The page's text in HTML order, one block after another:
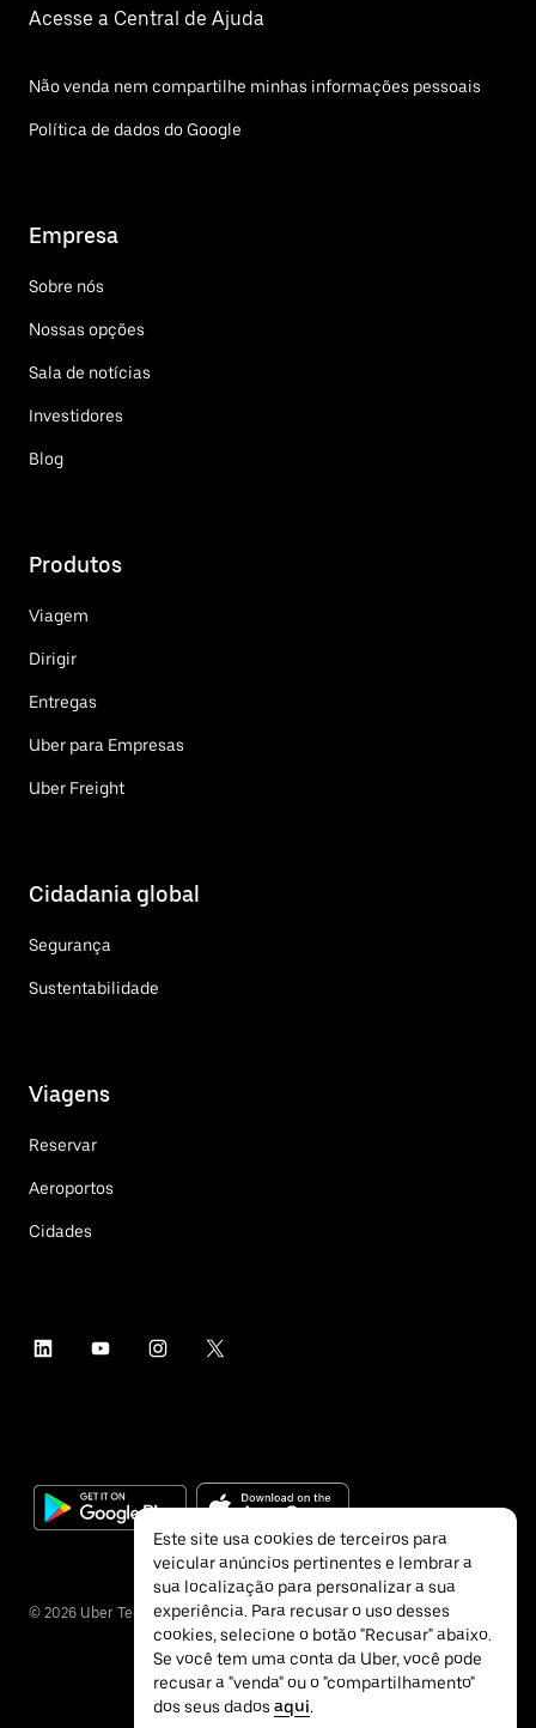
Acesse a Central de Ajuda
Não venda nem compartilhe minhas informações pessoais
Política de dados do Google
Empresa
Sobre nós
Nossas opções
Sala de notícias
Investidores
Blog
Produtos
Viagem
Dirigir
Entregas
Uber para Empresas
Uber Freight
Cidadania global
Segurança
Sustentabilidade
Viagens
Reservar
Aeroportos
Cidades
© 2026 Uber Technologies Inc.
Este site usa cookies de terceiros para
veicular anúncios pertinentes e lembrar a
sua localização para personalizar a sua
experiência. Para recusar o uso desses
cookies, selecione o botão "Recusar" abaixo.
Se você tem uma conta da Uber, você pode
recusar a "venda" ou o "compartilhamento"
dos seus dados aqui.